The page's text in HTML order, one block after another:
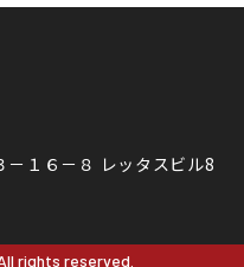
１６－８ レッタスビル8
rights reserved.